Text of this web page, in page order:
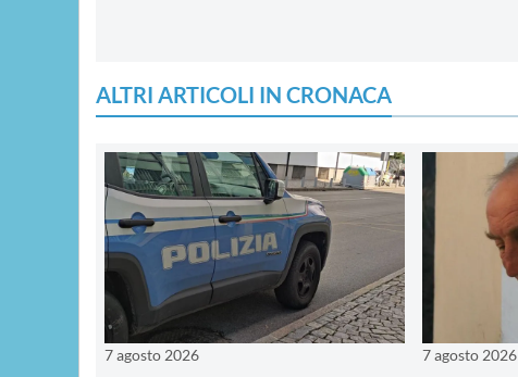
ALTRI ARTICOLI IN CRONACA
7 agosto 2026 7 agosto 2026